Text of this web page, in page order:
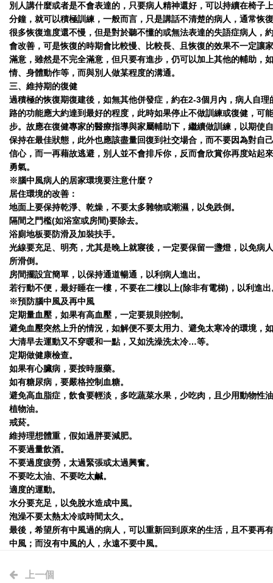
別人講什麼或者是不會表達的，只要病人精神還好，可以持續在椅子
分鐘，就可以積極訓練，一般而言，只是講話不清楚的病人，通常恢
很多恢復進度還不慢，但是對於聽不懂的或無法表達的失語症病人，
會改善，可是恢復的時期會比較慢、比較長、且恢復的效果不一定讓
滿意，雖然是不完全滿意，但只要有進步，仍可以加上其他的輔助，
情、身體動作等，而與別人做某程度的溝通。
三、維持期的復健
過積極的恢復期復建後，如無其他併發症，約在2-3個月內，病人自理
路的功能應大約達到最好的程度，此時如果停止不做訓練或復健，可
步。故應在復健專家的醫療指導與家屬輔助下，繼續做訓練，以期使
保持在最佳狀態，此外也應該盡量回復到社交場合，而不要因為對自
信心，而一再藉故逃避，別人並不會排斥你，反而會欣賞你再度站起
勇氣。
※腦中風病人的居家環境要注意什麼？
居住環境的改善：
地面上要保持乾淨、乾燥，不要太多雜物或潮濕，以免跌倒。
隔間之門檻(如浴室或房間)要除去。
浴廁地板要防滑及加裝扶手。
光線要充足、明亮，尤其是晚上就寢後，一定要保留一盞燈，以免病
所滑倒。
房間擺設宜簡單，以保持通道暢通，以利病人進出。
若行動不便，最好睡在一樓，不要在二樓以上(除非有電梯)，以利進出
※預防腦中風及再中風
定期量血壓，如果有高血壓，一定要規則控制。
避免血壓突然上升的情況，如解便不要太用力、避免太寒冷的環境，
大清早去運動又不穿暖和一點，又如洗澡洗太冷…等。
定期做健康檢查。
如果有心臟病，要按時服藥。
如有糖尿病，要嚴格控制血糖。
避免高血脂症，飲食要輕淡，多吃蔬菜水果，少吃肉，且少用動物性
植物油。
戒菸。
維持理想體重，假如過胖要減肥。
不要過量飲酒。
不要過度疲勞，太過緊張或太過興奮。
不要吃太油、不要吃太鹹。
適度的運動。
水分要充足，以免脫水造成中風。
泡澡不要太熱太冷或時間太久。
最後，希望所有中風過的病人，可以重新回到原來的生活，且不要再
中風；而沒有中風的人，永遠不要中風。
上一個